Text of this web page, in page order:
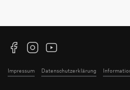
FacebookInstagramYouTube
Impressum Datenschutzerklärung